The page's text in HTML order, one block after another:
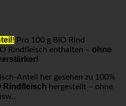
! Pro 100 g BIO Rind
Rindfleisch enthalten – ohne
Anteil her gesehen zu 100%
Rindfleisch hergestellt – ohne